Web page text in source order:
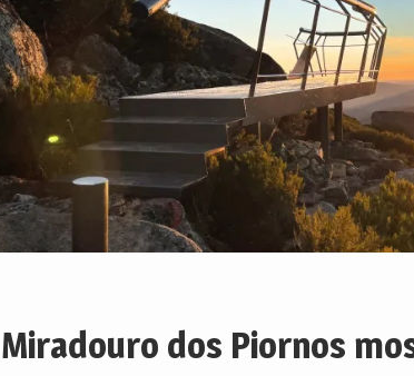
Miradouro dos Piornos